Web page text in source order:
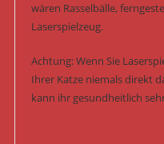
wären Rasselbälle,
Laserspielzeug.
Achtung: Wenn Sie
Ihrer Katze niemals direkt
kann ihr gesundheitlich